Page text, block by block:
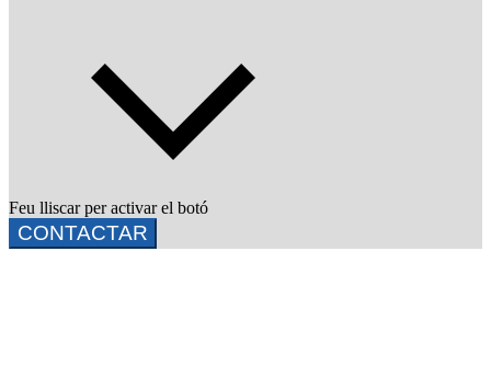
Feu lliscar per activar el botó
CONTACTAR